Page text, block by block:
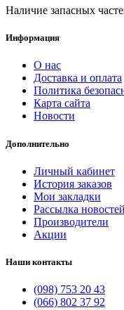
Наличие запасных
Информация
О нас
Доставка и оплата
Политика
Карта сайта
Новости
Дополнительно
Личный кабинет
История заказов
Мои закладки
Рассылка новостей
Производители
Акции
Наши контакты
(098) 753 20 43
(066) 802 37 92